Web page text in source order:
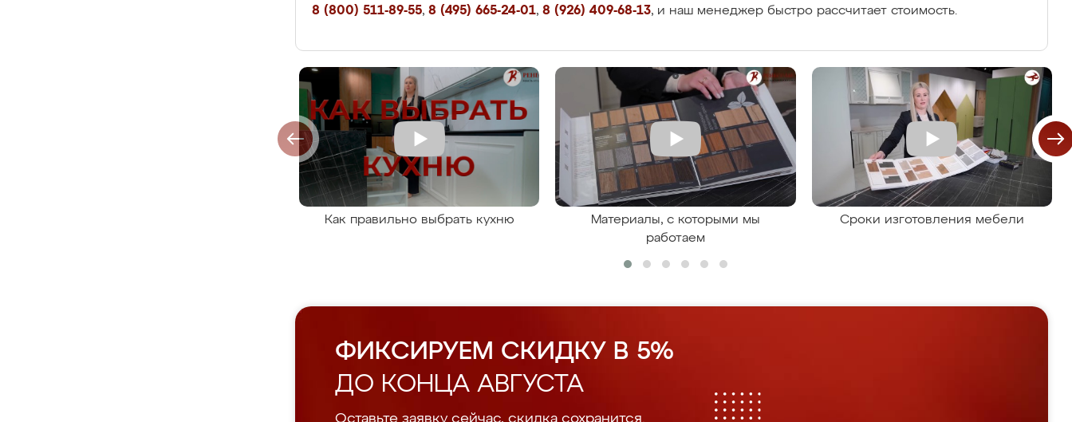
8 (800) 511-89-55, 8 (495) 665-24-01, 8 (926) 409-68-13, и наш менеджер быстро рассчитает стоимость.
Как правильно выбрать кухню
Материалы, с которыми мы
работаем
Сроки изготовления мебели
ФИКСИРУЕМ СКИДКУ В 5%
ДО КОНЦА АВГУСТА
Оставьте заявку сейчас, скидка сохранится.